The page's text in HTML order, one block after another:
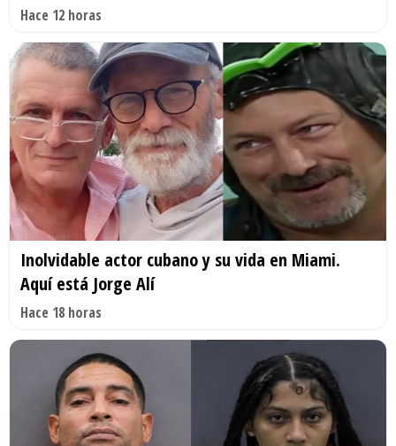
Hace 12 horas
Inolvidable actor cubano y su vida en Miami.
Aquí está Jorge Alí
Hace 18 horas